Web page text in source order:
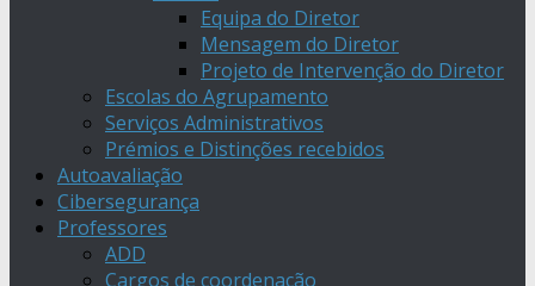
Equipa do Diretor
Mensagem do Diretor
Projeto de Intervenção do Diretor
Escolas do Agrupamento
Serviços Administrativos
Prémios e Distinções recebidos
Autoavaliação
Cibersegurança
Professores
ADD
Cargos de coordenação